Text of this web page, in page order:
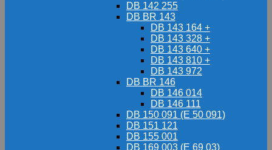
DB 142 255
DB BR 143
DB 143 164 +
DB 143 328 +
DB 143 640 +
DB 143 810 +
DB 143 972
DB BR 146
DB 146 014
DB 146 111
DB 150 091 (E 50 091)
DB 151 121
DB 155 001
DB 169 003 (E 69 03)